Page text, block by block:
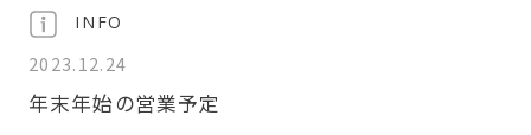
INFO
2023.12.24
年末年始の営業予定